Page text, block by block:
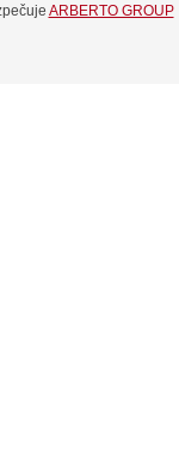
ARBERTO GROUP